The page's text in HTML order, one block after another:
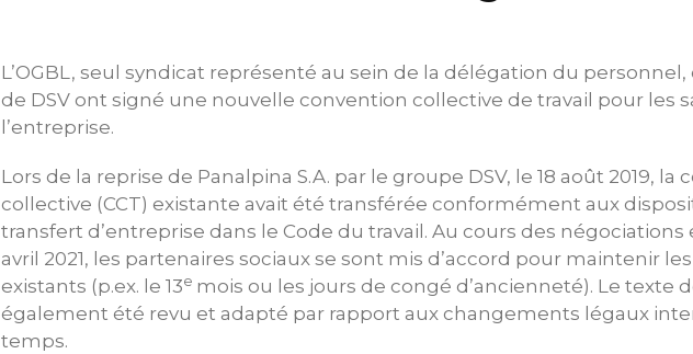
L’OGBL, seul syndicat représenté au sein de la délégation du
de DSV ont signé une nouvelle convention collective de travail pour les
l’entreprise.
Lors de la reprise de Panalpina S.A. par le groupe DSV, le 18 août 2019, la
collective (CCT) existante avait été transférée conformément aux
transfert d’entreprise dans le Code du travail. Au cours des négociations
avril 2021, les partenaires sociaux se sont mis d’accord pour maintenir
existants (p.ex. le 13e mois ou les jours de congé d’ancienneté). Le texte
également été revu et adapté par rapport aux changements légaux
temps.